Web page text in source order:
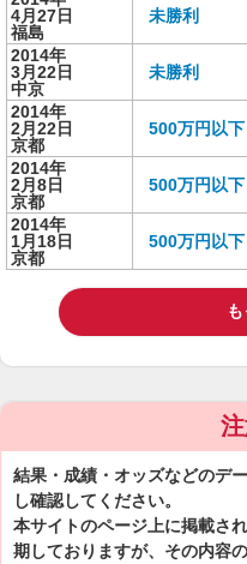
4月27日
福島
未勝利
2014年
3月22日
中京
未勝利
2014年
2月22日
京都
500万円以下
2014年
2月8日
京都
500万円以下
2014年
1月18日
京都
500万円以下
結果・成績・オッズなどのデ
し確認してください。
本サイトのページ上に掲載さ
期しておりますが、その内容